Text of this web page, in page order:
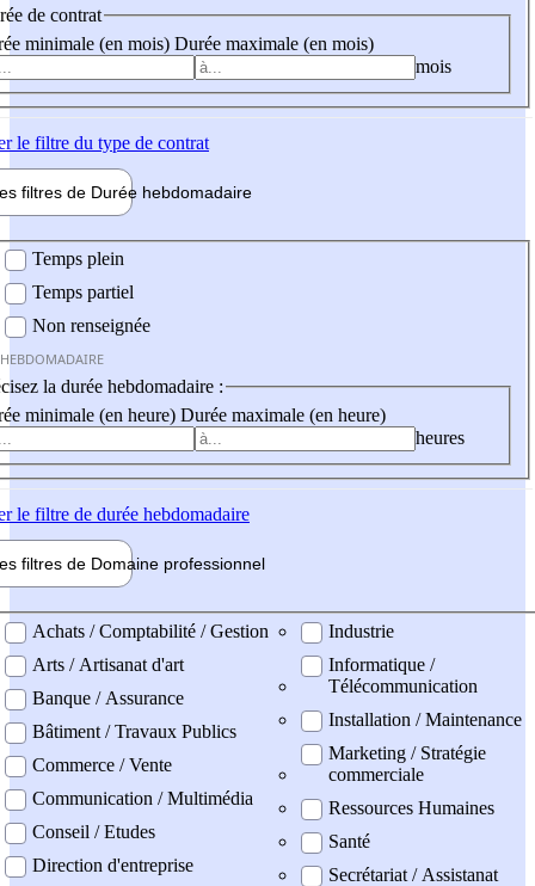
de contrat
minimale (en mois) Durée maximale (en mois)
mois
le filtre du type de contrat
filtres de Durée hebdomadaire
Temps plein
Temps partiel
Non renseignée
la durée hebdomadaire :
minimale (en heure) Durée maximale (en heure)
heures
le filtre de durée hebdomadaire
filtres de Domaine professionnel
professionel
Achats / Comptabilité / Gestion
Arts / Artisanat d'art
Banque / Assurance
Bâtiment / Travaux Publics
Commerce / Vente
Communication / Multimédia
Conseil / Etudes
Direction d'entreprise
Industrie
Informatique /
Télécommunication
Installation / Maintenance
Marketing / Stratégie
commerciale
Ressources Humaines
Santé
Secrétariat / Assistanat